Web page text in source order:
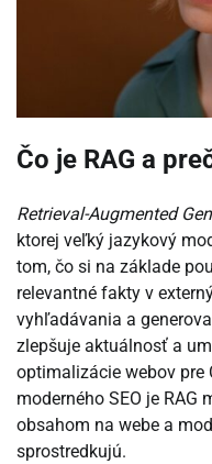
Čo je RAG a
Retrieval-Augmented
ktorej veľký jazykový
tom, čo si na základe
relevantné fakty v
vyhľadávania a
zlepšuje aktuálnosť a
optimalizácie webov pre
moderného SEO je
obsahom na webe a
sprostredkujú.